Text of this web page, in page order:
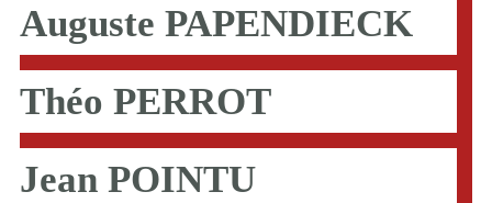
Auguste PAPENDIECK
Théo PERROT
Jean POINTU